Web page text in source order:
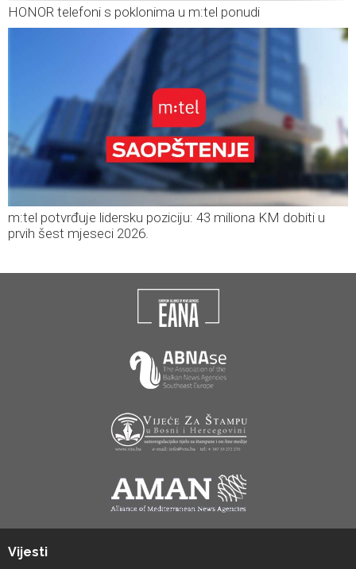
HONOR telefoni s poklonima u m:tel ponudi
m:tel potvrđuje lidersku poziciju: 43 miliona KM dobiti u
prvih šest mjeseci 2026.
Vijesti